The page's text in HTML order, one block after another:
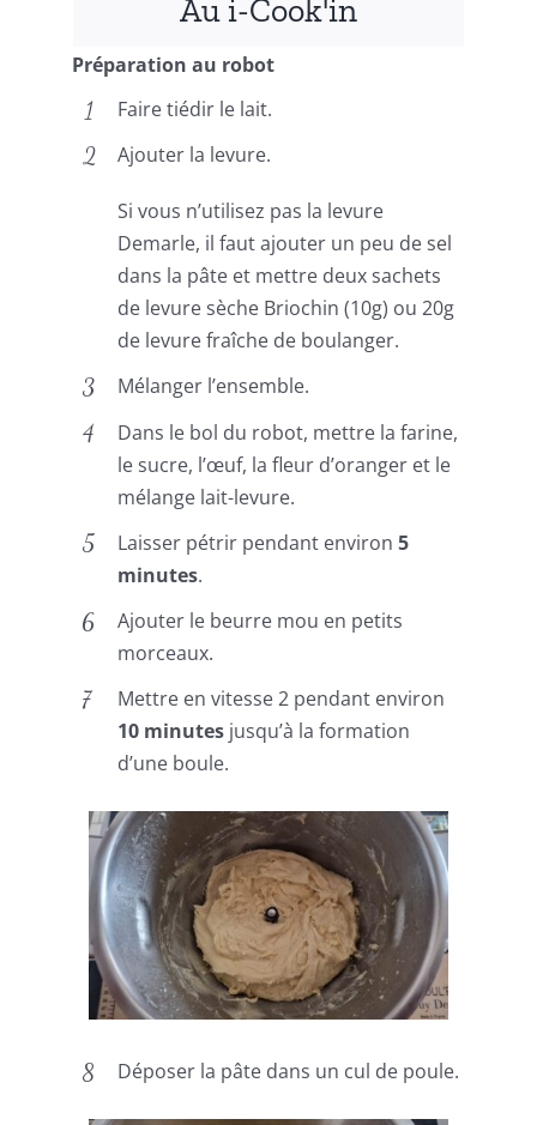
Au i-Cook'in
Préparation au robot
Faire tiédir le lait.
Ajouter la levure.
Si vous n’utilisez pas la levure
Demarle, il faut ajouter un peu de sel
dans la pâte et mettre deux sachets
de levure sèche Briochin (10g) ou 20g
de levure fraîche de boulanger.
Mélanger l’ensemble.
Dans le bol du robot, mettre la farine,
le sucre, l’œuf, la fleur d’oranger et le
mélange lait-levure.
Laisser pétrir pendant environ5
minutes.
Ajouter le beurre mou en petits
morceaux.
Mettre en vitesse 2 pendant environ
10 minutes jusqu’à la formation
d’une boule.
Déposer la pâte dans un cul de poule.